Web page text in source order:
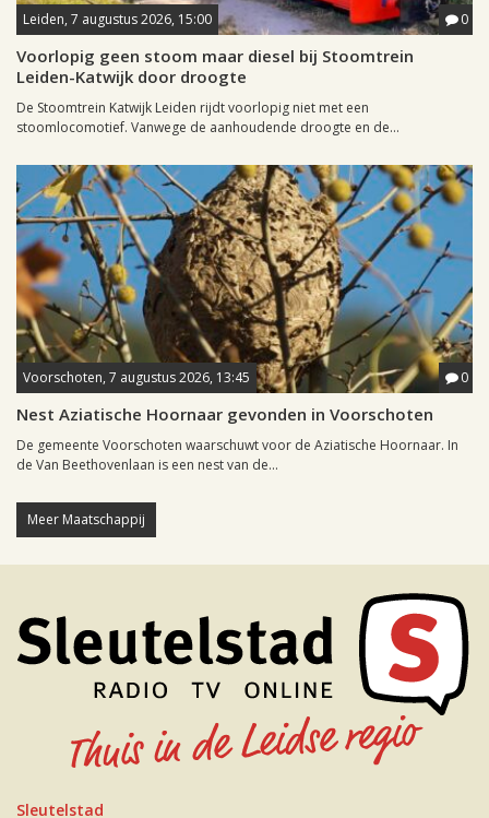
Leiden, 7 augustus 2026, 15:00 0
Voorlopig geen stoom maar diesel bij Stoomtrein
Leiden-Katwijk door droogte
De Stoomtrein Katwijk Leiden rijdt voorlopig niet met een
stoomlocomotief. Vanwege de aanhoudende droogte en de...
Voorschoten, 7 augustus 2026, 13:45 0
Nest Aziatische Hoornaar gevonden in Voorschoten
De gemeente Voorschoten waarschuwt voor de Aziatische Hoornaar. In
de Van Beethovenlaan is een nest van de...
Meer Maatschappij
Sleutelstad